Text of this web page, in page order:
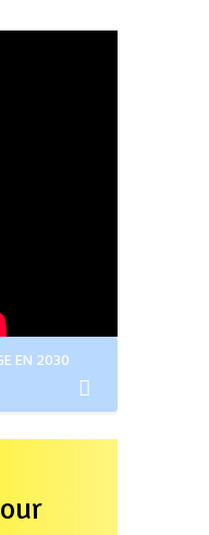
EN 2030